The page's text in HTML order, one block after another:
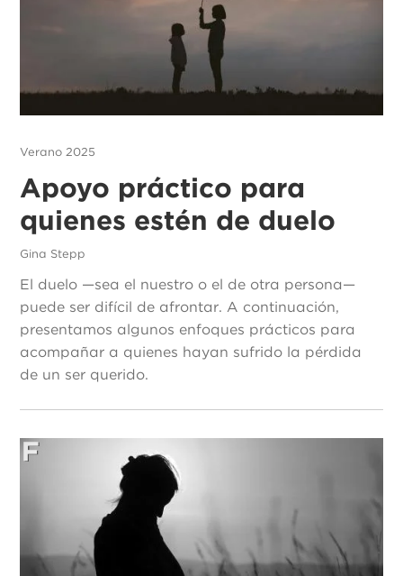
Verano 2025
Apoyo práctico para
quienes estén de duelo
Gina Stepp
El duelo —sea el nuestro o el de otra persona—
puede ser difícil de afrontar. A continuación,
presentamos algunos enfoques prácticos para
acompañar a quienes hayan sufrido la pérdida
de un ser querido.